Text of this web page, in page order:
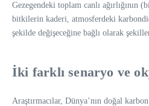
Gezegendeki toplam canlı ağırlığının
bitkilerin kaderi, atmosferdeki
şekilde değişeceğine bağlı olarak
İki farklı senaryo ve
Araştırmacılar, Dünya’nın doğal